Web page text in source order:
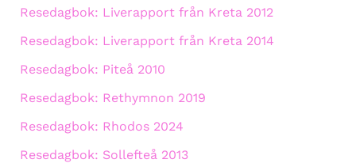
Resedagbok: Liverapport från Kreta 2012
Resedagbok: Liverapport från Kreta 2014
Resedagbok: Piteå 2010
Resedagbok: Rethymnon 2019
Resedagbok: Rhodos 2024
Resedagbok: Sollefteå 2013